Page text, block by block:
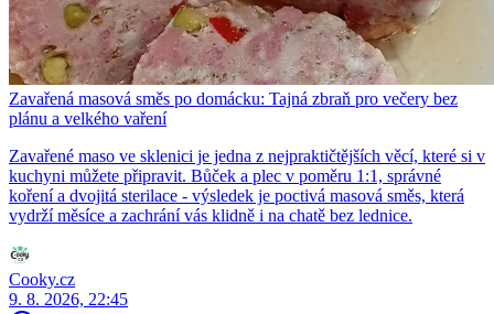
Zavařená masová směs po domácku: Tajná zbraň pro večery bez
plánu a velkého vaření
Zavařené maso ve sklenici je jedna z nejpraktičtějších věcí, které si v
kuchyni můžete připravit. Bůček a plec v poměru 1:1, správné
koření a dvojitá sterilace - výsledek je poctivá masová směs, která
vydrží měsíce a zachrání vás klidně i na chatě bez lednice.
Cooky.cz
9. 8. 2026, 22:45